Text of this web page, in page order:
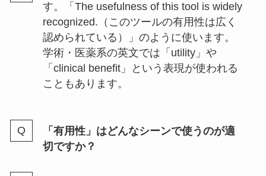
す。「The usefulness of this tool is widely
recognized.（このツールの有用性は広く
認められている）」のように使います。
学術・医薬系の英文では「utility」や
「clinical benefit」という表現が使われる
こともあります。
「有用性」はどんなシーンで使うのが適
切ですか？